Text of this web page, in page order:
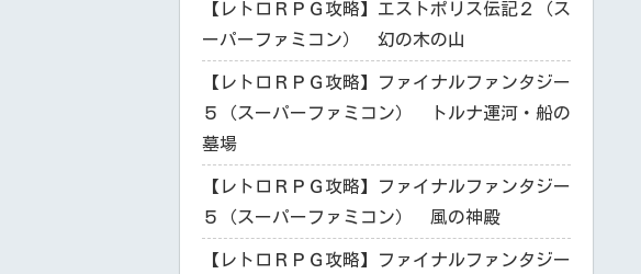
【レトロＲＰＧ攻略】エストポリス伝記２（ス
ーパーファミコン） 幻の木の山
【レトロＲＰＧ攻略】ファイナルファンタジー
５（スーパーファミコン） トルナ運河・船の
墓場
【レトロＲＰＧ攻略】ファイナルファンタジー
５（スーパーファミコン） 風の神殿
【レトロＲＰＧ攻略】ファイナルファンタジー